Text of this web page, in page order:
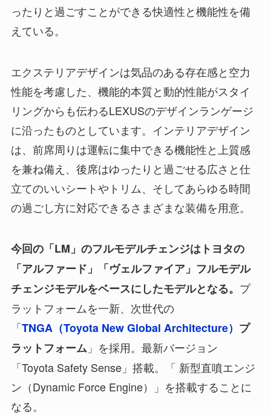
ったりと過ごすことができる快適性と機能性を備
えている。
エクステリアデザインは気品のある存在感と空力
性能を考慮した、機能的本質と動的性能がスタイ
リングからも伝わるLEXUSのデザインランゲージ
に沿ったものとしています。インテリアデザイン
は、前席周りは運転に集中できる機能性と上質感
を兼ね備え、後席はゆったりと過ごせる広さと仕
立てのいいシートやトリム、そしてあらゆる時間
の過ごし方に対応できるさまざまな装備を用意。
今回の「LM」のフルモデルチェンジはトヨタの
「アルファード」「ヴェルファイア」フルモデル
チェンジモデルをベースにしたモデルとなる。 プ
ラットフォームを一新、次世代の
「TNGA（Toyota New Global Architecture） プ
ラットフォーム」を採用。最新バージョン
「Toyota Safety Sense」搭載。「 新型直噴エンジ
ン（Dynamic Force Engine）」を搭載することに
なる。